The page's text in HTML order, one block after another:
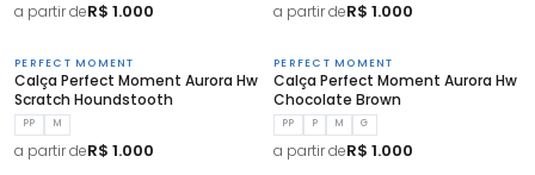
a partir deR$ 1.000 a partir deR$ 1.000
PERFECT MOMENT
Calça Perfect Moment Aurora Hw
Scratch Houndstooth
PP M
a partir deR$ 1.000
PERFECT MOMENT
Calça Perfect Moment Aurora Hw
Chocolate Brown
PP P M G
a partir deR$ 1.000